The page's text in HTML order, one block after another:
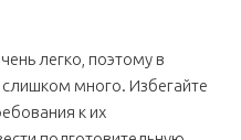
легко, поэтому в
много. Избегайте
к их